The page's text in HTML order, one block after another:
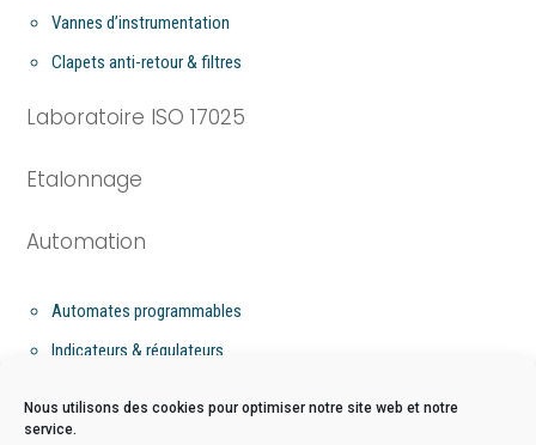
Nous utilisons des cookies pour optimiser notre site web et notre
service.
Vannes d’instrumentation
Clapets anti-retour & filtres
Laboratoire ISO 17025
Etalonnage
Automation
Automates programmables
Indicateurs & régulateurs